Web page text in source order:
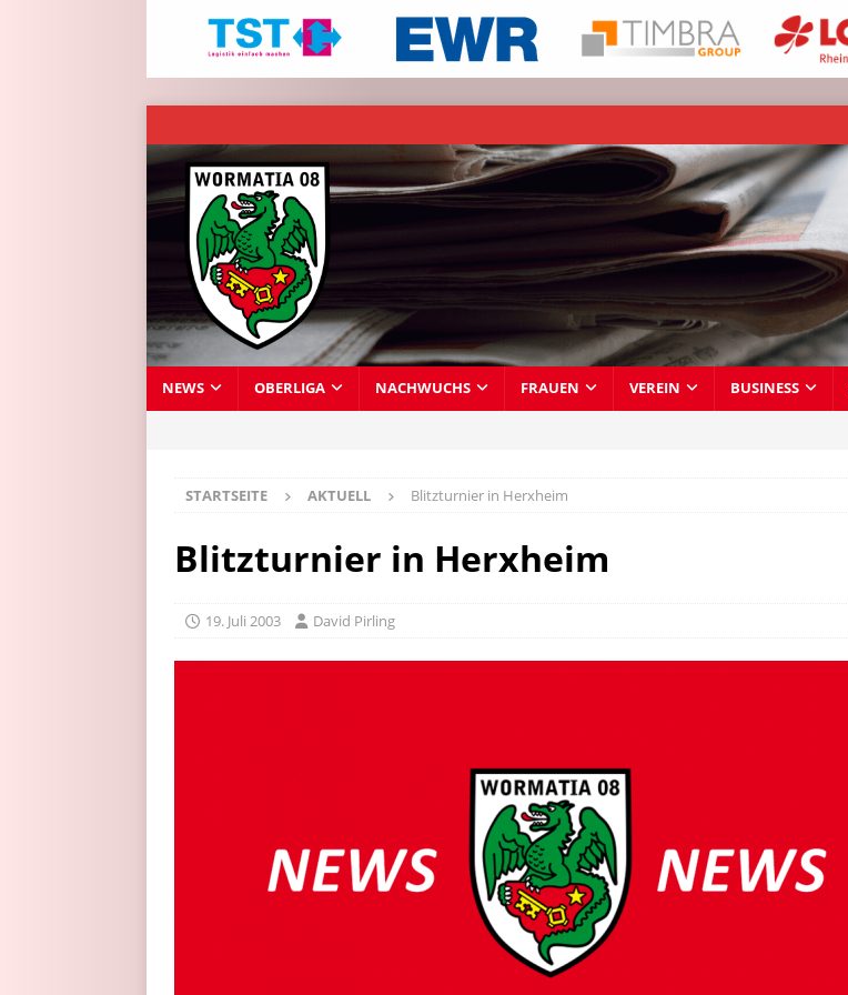
NEWS OBERLIGA NACHWUCHS FRAUEN VEREIN BUSINESS
STARTSEITE AKTUELL Blitzturnier in Herxheim
Blitzturnier in Herxheim
19. Juli 2003 David Pirling